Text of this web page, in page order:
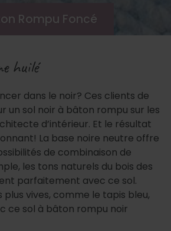
Rompu Foncé
huilé
dans le noir? Ces clients de
un sol noir à bâton rompu sur les
d’intérieur. Et le résultat
La base noire neutre offre
de combinaison de
les tons naturels du bois des
parfaitement avec ce sol.
plus vives, comme le tapis bleu,
ce sol à bâton rompu noir